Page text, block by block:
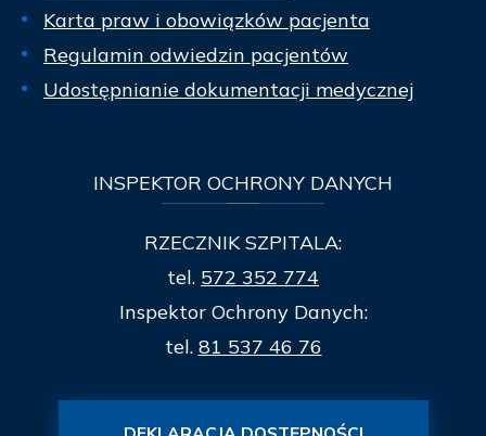
Karta praw i obowiązków pacjenta
Regulamin odwiedzin pacjentów
Udostępnianie dokumentacji medycznej
INSPEKTOR OCHRONY DANYCH
RZECZNIK SZPITALA:
tel. 572 352 774
Inspektor Ochrony Danych:
tel. 81 537 46 76